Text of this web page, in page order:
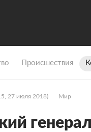
Происшествия
27 июля 2018) Мир